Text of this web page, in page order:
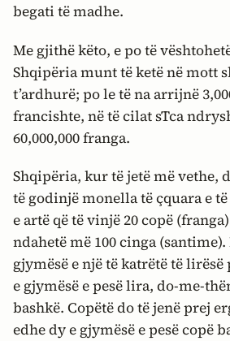
begati të madhe.
Me gjithë këto, e po të
Shqipëria munt të ketë në mott
t’ardhurë; po le të na arrijnë
francishte, në të cilat sTca
60,000,000 franga.
Shqipëria, kur të jetë më vethe,
të godinjë monella të çquara e
e artë që të vinjë 20 copë
ndahetë më 100 cinga (santime).
gjymësë e një të katrëtë të
e gjymësë e pesë lira, do-me-
bashkë. Copëtë do të jenë prej
edhe dy e gjymësë e pesë copë